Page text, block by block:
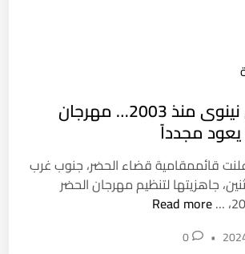
لأول مرة في نينوى منذ 2003… مهرجان
يعود مجدداً
قائممقامية قضاء الحضر، جنوب غرب
جاهزيتها لتنظيم مهرجان الحضر
ل
و
Read more
•
0